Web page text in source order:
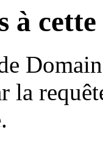
à
la